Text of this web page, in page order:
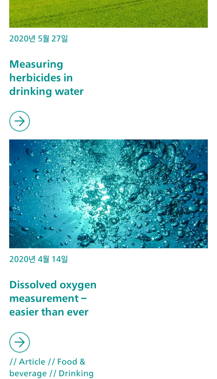
2020년 5월 27일
Measuring
herbicides in
drinking water
2020년 4월 14일
Dissolved oxygen
measurement –
easier than ever
// Article // Food &
beverage // Drinking